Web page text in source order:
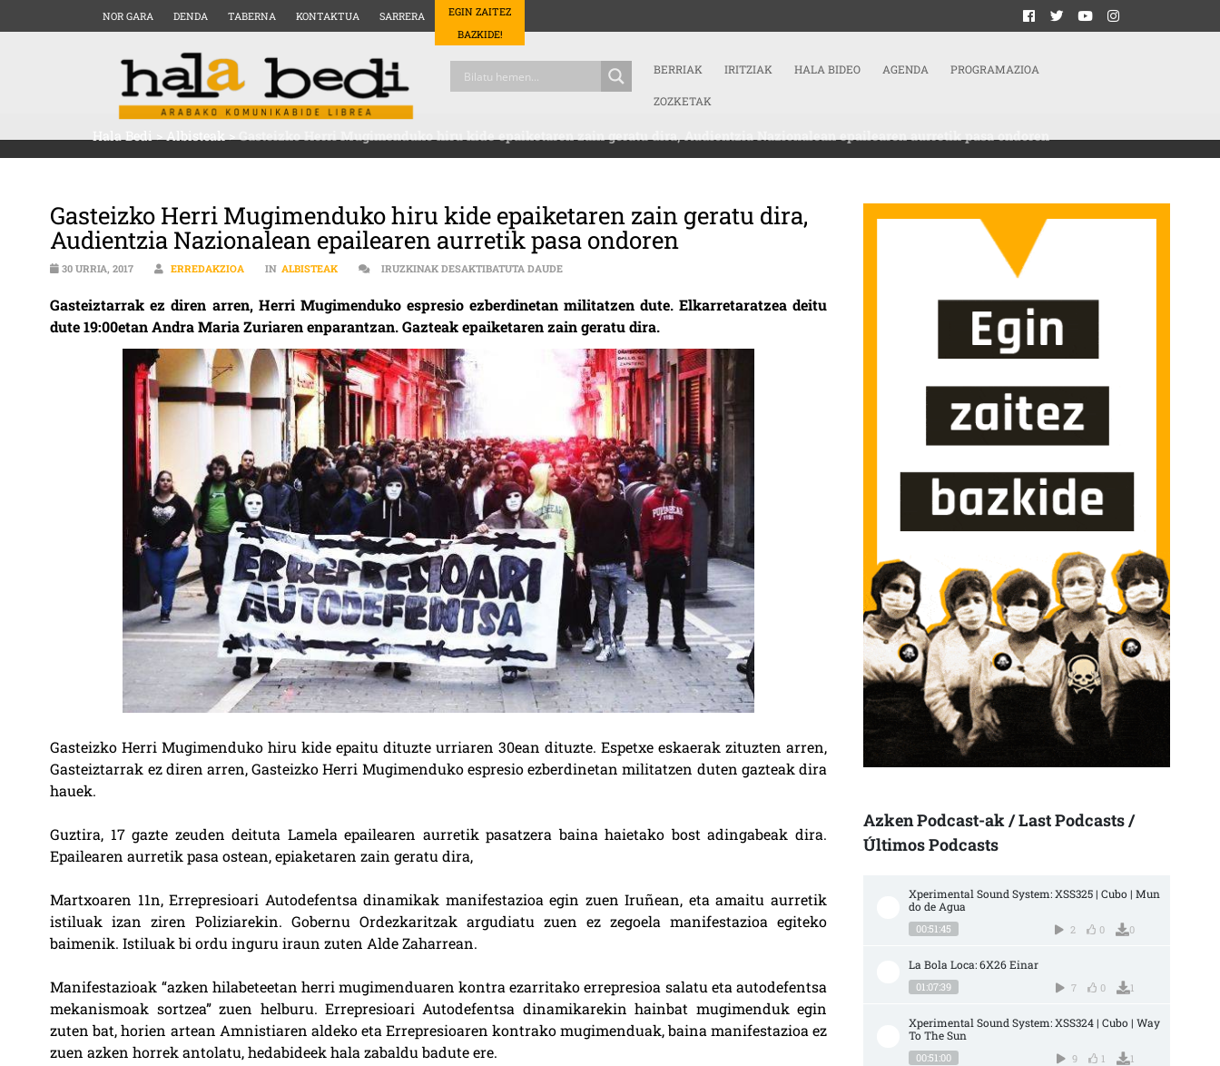
NOR GARA DENDA TABERNA KONTAKTUA SARRERA
EGIN ZAITEZ
BAZKIDE!
BERRIAK IRITZIAK HALA BIDEO AGENDA PROGRAMAZIOA
ZOZKETAK
Hala Bedi>Albisteak>Gasteizko Herri Mugimenduko hiru kide epaiketaren zain geratu dira, Audientzia Nazionalean epailearen aurretik pasa ondoren
Gasteizko Herri Mugimenduko hiru kide epaiketaren zain geratu dira,
Audientzia Nazionalean epailearen aurretik pasa ondoren
30 URRIA, 2017 ERREDAKZIOA IN ALBISTEAK IRUZKINAK DESAKTIBATUTA DAUDEGASTEIZKO HERRI MUGIMENDUKO HIRU KIDE EPAIKETAREN ZAIN GERATU DIRA, AUDIENTZIA NAZIONALEAN EPAILEAREN
Gasteiztarrak ez diren arren, Herri Mugimenduko espresio ezberdinetan militatzen dute. Elkarretaratzea deitu
dute 19:00etan Andra Maria Zuriaren enparantzan. Gazteak epaiketaren zain geratu dira.
Gasteizko Herri Mugimenduko hiru kide epaitu dituzte urriaren 30ean dituzte. Espetxe eskaerak zituzten arren,
Gasteiztarrak ez diren arren, Gasteizko Herri Mugimenduko espresio ezberdinetan militatzen duten gazteak dira
hauek.
Guztira, 17 gazte zeuden deituta Lamela epailearen aurretik pasatzera baina haietako bost adingabeak dira.
Epailearen aurretik pasa ostean, epiaketaren zain geratu dira,
Martxoaren 11n, Errepresioari Autodefentsa dinamikak manifestazioa egin zuen Iruñean, eta amaitu aurretik
istiluak izan ziren Poliziarekin. Gobernu Ordezkaritzak argudiatu zuen ez zegoela manifestazioa egiteko
baimenik. Istiluak bi ordu inguru iraun zuten Alde Zaharrean.
Manifestazioak “azken hilabeteetan herri mugimenduaren kontra ezarritako errepresioa salatu eta autodefentsa
mekanismoak sortzea” zuen helburu. Errepresioari Autodefentsa dinamikarekin hainbat mugimenduk egin
zuten bat, horien artean Amnistiaren aldeko eta Errepresioaren kontrako mugimenduak, baina manifestazioa ez
zuen azken horrek antolatu, hedabideek hala zabaldu badute ere.
Azken Podcast-ak / Last Podcasts /
Últimos Podcasts
Xperimental Sound System: XSS325 | Cubo | Mun
do de Agua
00:51:45 2 0 0
La Bola Loca: 6X26 Einar
01:07:39 7 0 1
Xperimental Sound System: XSS324 | Cubo | Way
To The Sun
00:51:00 9 1 1